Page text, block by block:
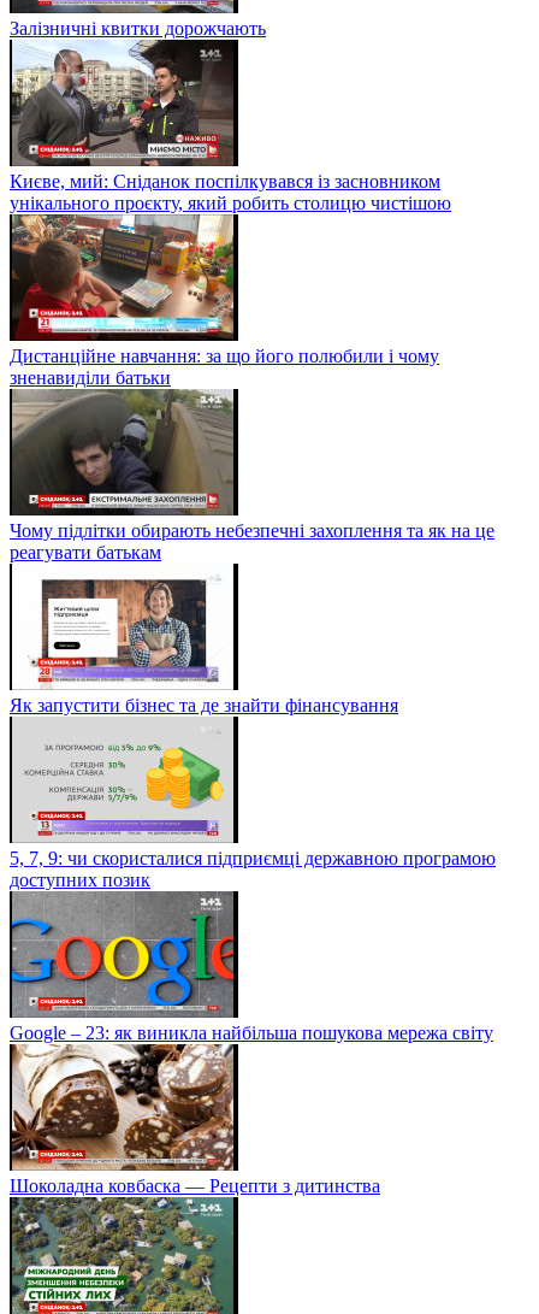
Залізничні квитки дорожчають
Києве, мий: Сніданок поспілкувався із засновником
унікального проєкту, який робить столицю чистішою
Дистанційне навчання: за що його полюбили і чому
зненавиділи батьки
Чому підлітки обирають небезпечні захоплення та як на це
реагувати батькам
Як запустити бізнес та де знайти фінансування
5, 7, 9: чи скористалися підприємці державною програмою
доступних позик
Google – 23: як виникла найбільша пошукова мережа світу
Шоколадна ковбаска — Рецепти з дитинства